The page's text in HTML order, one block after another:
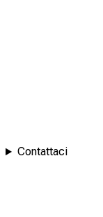
Contattaci